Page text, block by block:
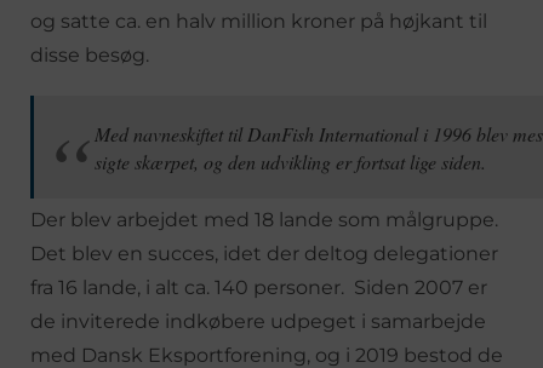
og satte ca. en halv million kroner på højkant til
disse besøg.
Med navneskiftet til DanFish International i 1996 blev
sigte skærpet, og den udvikling er fortsat lige siden.
Der blev arbejdet med 18 lande som målgruppe.
Det blev en succes, idet der deltog delegationer
fra 16 lande, i alt ca. 140 personer. Siden 2007 er
de inviterede indkøbere udpeget i samarbejde
med Dansk Eksportforening, og i 2019 bestod de